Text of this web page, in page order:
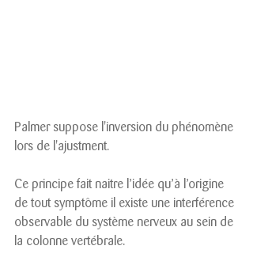
Palmer suppose l'inversion du phénomène
lors de l'ajustment.
Ce principe fait naitre l’idée qu’à l’origine
de tout symptôme il existe une interférence
observable du système nerveux au sein de
la colonne vertébrale.